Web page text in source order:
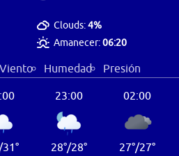
Clouds:4%
Amanecer:06:20
Viento Humedad
Presión
31°
23:00
28°/28°
02:00
27°/27°